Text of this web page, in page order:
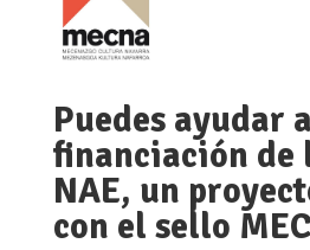
Puedes ayudar
financiación de
NAE, un
con el sello